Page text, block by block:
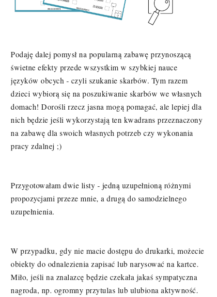
Podaję dalej pomysł na popularną zabawę przynoszącą
świetne efekty przede wszystkim w szybkiej nauce
języków obcych - czyli szukanie skarbów. Tym razem
dzieci wybiorą się na poszukiwanie skarbów we własnych
domach! Dorośli rzecz jasna mogą pomagać, ale lepiej dla
nich będzie jeśli wykorzystają ten kwadrans przeznaczony
na zabawę dla swoich własnych potrzeb czy wykonania
pracy zdalnej ;)
Przygotowałam dwie listy - jedną uzupełnioną różnymi
propozycjami przeze mnie, a drugą do samodzielnego
uzupełnienia.
W przypadku, gdy nie macie dostępu do drukarki, możecie
obiekty do odnalezienia zapisać lub narysować na kartce.
Miło, jeśli na znalazcę będzie czekała jakaś sympatyczna
nagroda, np. ogromny przytulas lub ulubiona aktywność.